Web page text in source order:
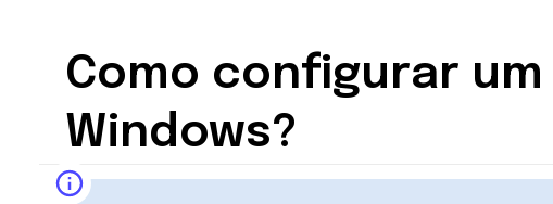
Como configurar
Windows?